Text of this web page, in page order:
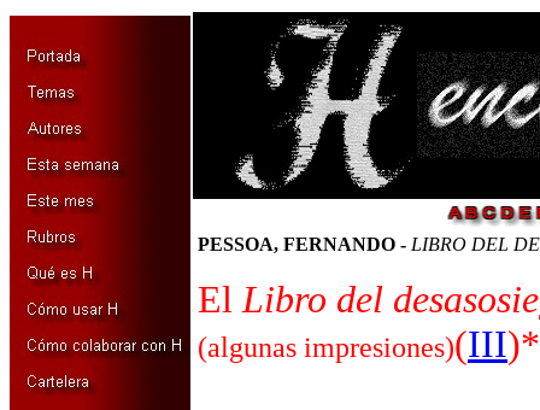
PESSOA, FERNANDO - LIBRO DEL
El Libro del
(algunas impresiones)(III)*